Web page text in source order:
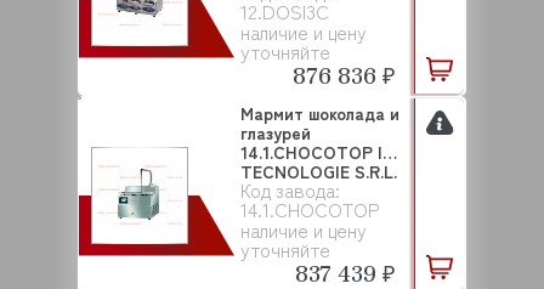
12.DOSI3C
наличие и цену
уточняйте
876 836 ₽
Код завода:
14.1.CHOCOTOP
наличие и цену
уточняйте
Мармит шоколада и
глазурей
14.1.CHOCOTOP ICB
TECNOLOGIE S.R.L.
837 439 ₽